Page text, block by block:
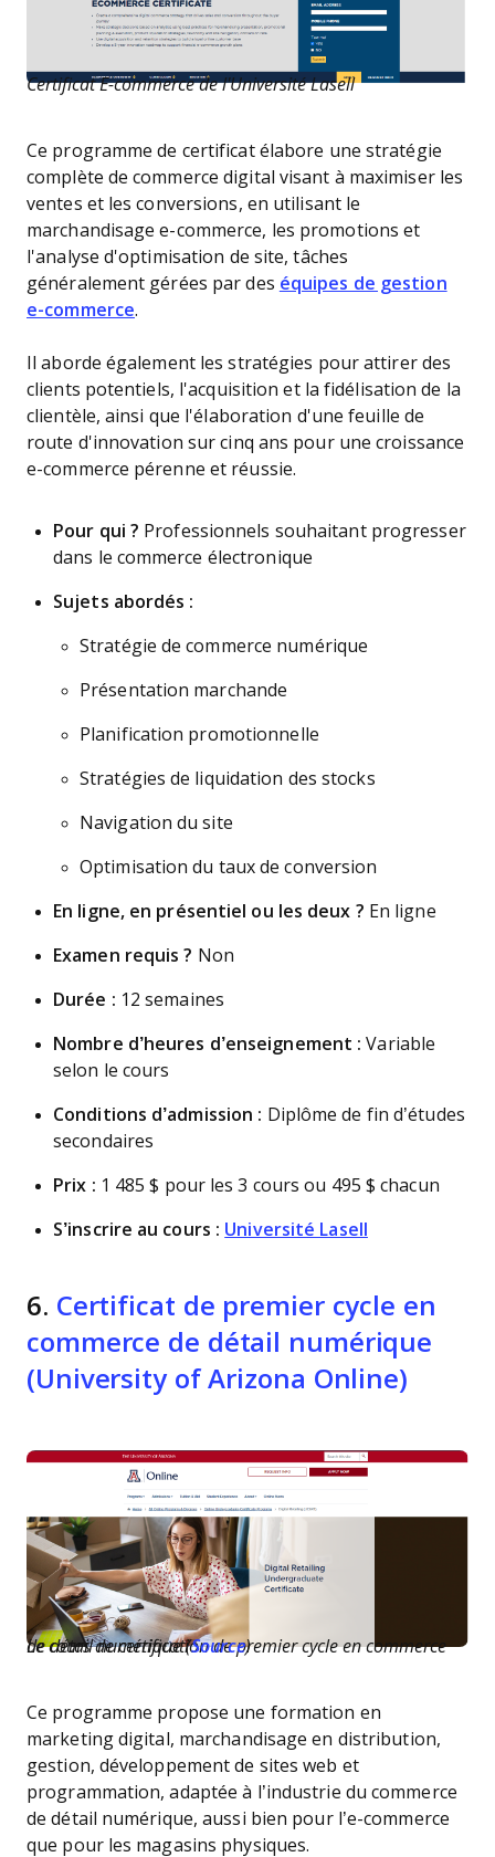
Certificat E-commerce de l'Université Lasell
Ce programme de certificat élabore une stratégie
complète de commerce digital visant à maximiser les
ventes et les conversions, en utilisant le
marchandisage e-commerce, les promotions et
l'analyse d'optimisation de site, tâches
généralement gérées par des équipes de gestion
e-commerce.
Il aborde également les stratégies pour attirer des
clients potentiels, l'acquisition et la fidélisation de la
clientèle, ainsi que l'élaboration d'une feuille de
route d'innovation sur cinq ans pour une croissance
e-commerce pérenne et réussie.
Pour qui ? Professionnels souhaitant progresser
dans le commerce électronique
Sujets abordés :
Stratégie de commerce numérique
Présentation marchande
Planification promotionnelle
Stratégies de liquidation des stocks
Navigation du site
Optimisation du taux de conversion
En ligne, en présentiel ou les deux ? En ligne
Examen requis ? Non
Durée : 12 semaines
Nombre d’heures d’enseignement : Variable
selon le cours
Conditions d’admission : Diplôme de fin d’études
secondaires
Prix : 1 485 $ pour les 3 cours ou 495 $ chacun
S’inscrire au cours : Université Lasell
6. Certificat de premier cycle en
commerce de détail numérique
(University of Arizona Online)
Le cours de certification de premier cycle en commerce de détail numérique (Source)
Ce programme propose une formation en
marketing digital, marchandisage en distribution,
gestion, développement de sites web et
programmation, adaptée à l’industrie du commerce
de détail numérique, aussi bien pour l’e-commerce
que pour les magasins physiques.